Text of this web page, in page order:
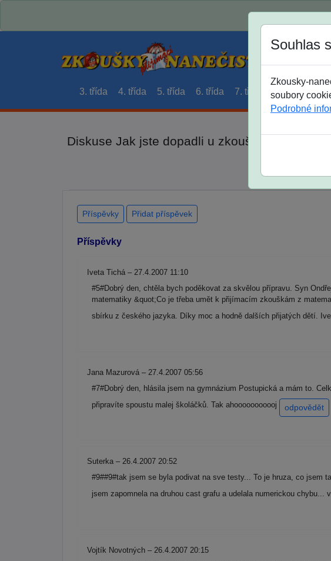
3. třída 4. třída 5. třída 6. třída 7. třída 8. třída 9.
Diskuse Jak jste dopadli u zkoušek na SŠ?
Souhlas
Zkousky-
soubory
Podrobné
Příspěvky Přidat příspěvek
Příspěvky
Iveta Tichá – 27.4.2007 11:10
#5#Dobrý den, chtěla bych poděkovat za skvělou přípravu. Syn
matematiky &quot;Co je třeba umět k přijímacím zkouškám z
sbírku z českého jazyka. Díky moc a hodně dalších přijatých dětí.
Jana Mazurová – 27.4.2007 05:56
#7#Dobrý den, hlásila jsem na gymnázium Postupická a mám to.
připravíte spoustu malej školáčků. Tak ahooooooooooj
odpovědět
Suterka – 26.4.2007 20:52
#9##9#tak jsem se byla podivat na sve testy... To je hruza, co jsem
jsem zapomnela na druhou cast grafu a udelala numerickou
Vojtík Novotných – 26.4.2007 20:15